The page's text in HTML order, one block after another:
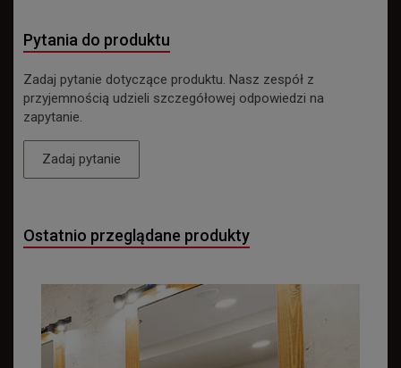
Pytania do produktu
Zadaj pytanie dotyczące produktu. Nasz zespół z
przyjemnością udzieli szczegółowej odpowiedzi na
zapytanie.
Zadaj pytanie
Ostatnio przeglądane produkty